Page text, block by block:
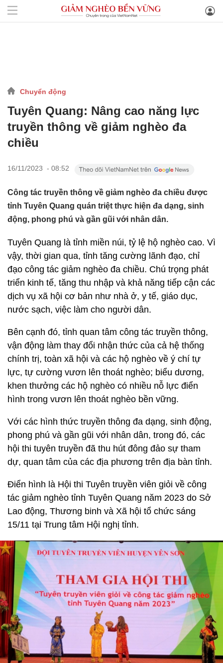
Chuyển động
Tuyên Quang: Nâng cao năng lực
truyền thông về giảm nghèo đa
chiều
16/11/2023 - 08:52
Công tác truyền thông về giảm nghèo đa chiều được
tỉnh Tuyên Quang quán triệt thực hiện đa dạng, sinh
động, phong phú và gần gũi với nhân dân.
Tuyên Quang là tỉnh miền núi, tỷ lệ hộ nghèo cao. Vì
vậy, thời gian qua, tỉnh tăng cường lãnh đạo, chỉ
đạo công tác giảm nghèo đa chiều. Chú trọng phát
triển kinh tế, tăng thu nhập và khả năng tiếp cận các
dịch vụ xã hội cơ bản như nhà ở, y tế, giáo dục,
nước sạch, việc làm cho người dân.
Bên cạnh đó, tỉnh quan tâm công tác truyền thông,
vận động làm thay đổi nhận thức của cả hệ thống
chính trị, toàn xã hội và các hộ nghèo về ý chí tự
lực, tự cường vươn lên thoát nghèo; biểu dương,
khen thưởng các hộ nghèo có nhiều nỗ lực điển
hình trong vươn lên thoát nghèo bền vững.
Với các hình thức truyền thông đa dạng, sinh động,
phong phú và gần gũi với nhân dân, trong đó, các
hội thi tuyên truyền đã thu hút đông đảo sự tham
dự, quan tâm của các địa phương trên địa bàn tỉnh.
Điển hình là Hội thi Tuyên truyền viên giỏi về công
tác giảm nghèo tỉnh Tuyên Quang năm 2023 do Sở
Lao động, Thương binh và Xã hội tổ chức sáng
15/11 tại Trung tâm Hội nghị tỉnh.